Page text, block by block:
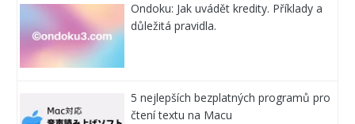
Ondoku: Jak uvádět kredity. Příklady a
důležitá pravidla.
5 nejlepších bezplatných programů pro
čtení textu na Macu